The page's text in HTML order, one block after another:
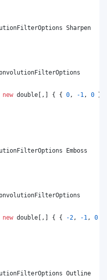
Sharpen
new double [ , ] { { 0 , -1 , 0 }
Emboss
new double [ , ] { { -2 , -1 , 0
Outline